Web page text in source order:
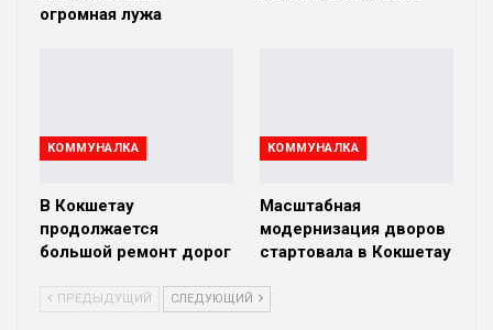
огромная лужа
КОММУНАЛКА
В Кокшетау
продолжается
большой ремонт дорог
КОММУНАЛКА
Масштабная
модернизация дворов
стартовала в Кокшетау
ПРЕДЫДУЩИЙ СЛЕДУЮЩИЙ